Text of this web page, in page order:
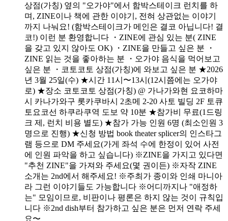
상점(가칭) 옆의 "오가야"에서 함박스테이크 런치를 하
며, ZINE이나 책에 관한 이야기, 전혀 상관없는 이야기
까지 나눠요! (함박스테이크가 메인은 결코 아닙니다! 결
코!) 이런 분 환영합니다 ・ZINE에 관심 있는 분( ZINE
을 갖고 있지 않아도 OK) ・ZINE을 만들고 싶은 분 ・
ZINE 읽는 것을 좋아하는 분 ・오가야 음식을 먹어보고
싶은 분 ・코토코토 상점(가칭)에 와보고 싶은 분 ★2026
년 3월 25일(수) ★시간 11시〜13시(12시쯤에는 오가야
로) ★장소 코토코토 상점(가칭) @ 가나가와현 요코하마
시 카나가와구 롯카쿠바시 2초메 2-20 사토 빌딩 2F 토큐
토요코선 하쿠라쿠역 도보 약 10분 ★참가비 무료(1드링
크 제, 런치 비용 별도) ★참가 가능 인원 6명 (최소인원 3
명으로 진행) ★신청 방법 book theater splicer의 인스타그
램 등으로 DM 주세요(가게 좌석 수에 한정이 있어 사전
에 인원 파악을 하고 싶습니다) ※ZINE을 가지고 있다면
"추천 ZINE"을 가져와 주세요(몇 권이든) ※자작 ZINE
소개는 2nd에서 해주세요! ※주최가 종이와 인쇄 마니아
라 그런 이야기들도 가능합니다 ※어디까지나 "애정하
는" 모임이므로, 비판이나 평론은 하지 않는 것이 규칙입
니다 ※2nd dish부터 참가하고 싶은 분은 먼저 연락 주세
요〜